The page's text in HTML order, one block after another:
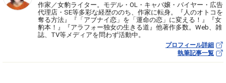
作家／女豹ライター。モデル・OL・キャバ嬢・バイヤー・広告
代理店・SE等多彩な経歴ののち、作家に転身。『人のオトコを
奪る方法』『「アブナイ恋」を「運命の恋」に変える！』『女
豹本！』『アラフォー独女の生きる道』他著作多数。Web、雑
誌、TV等メディアを問わず活動中。
プロフィール詳細
執筆記事一覧